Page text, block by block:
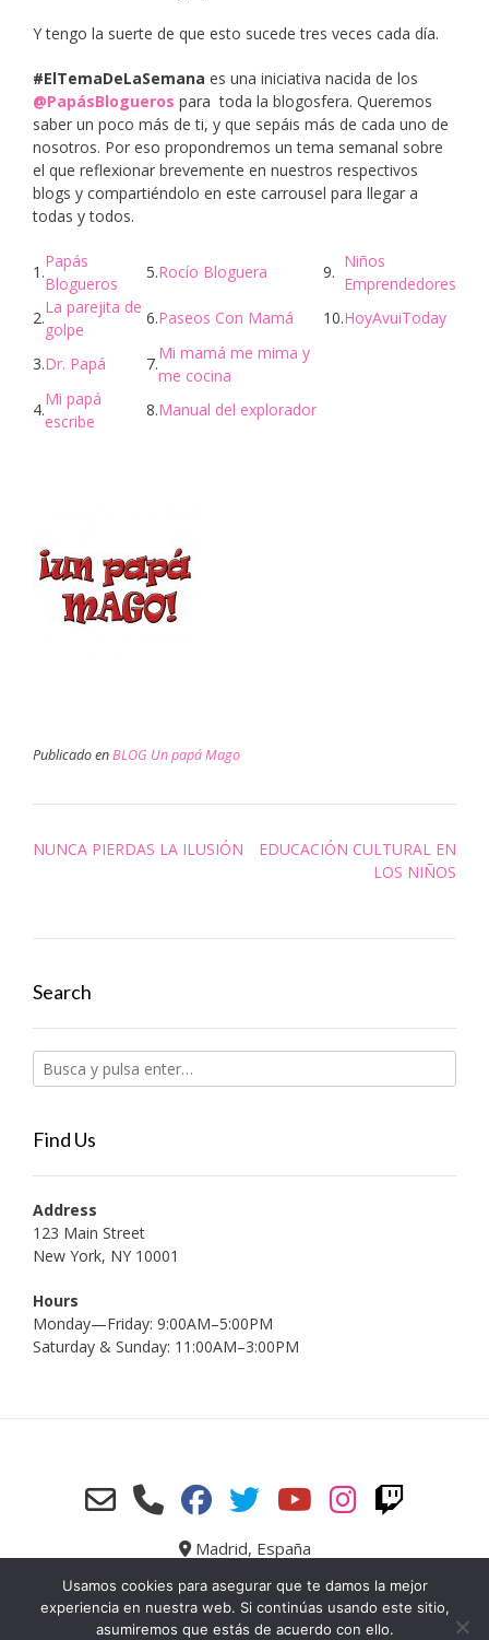
Y tengo la suerte de que esto sucede tres veces cada día.
#ElTemaDeLaSemana es una iniciativa nacida de los
@PapásBlogueros para toda la blogosfera. Queremos
saber un poco más de ti, y que sepáis más de cada uno de
nosotros. Por eso propondremos un tema semanal sobre
el que reflexionar brevemente en nuestros respectivos
blogs y compartiéndolo en este carrousel para llegar a
todas y todos.
1.
Papás
Blogueros
5.Rocío Bloguera 9.
Niños
Emprendedores
2.
La parejita de
golpe
6.Paseos Con Mamá 10.HoyAvuiToday
3.Dr. Papá 7.
Mi mamá me mima y
me cocina
4.
Mi papá
escribe
8.Manual del explorador
Publicado enBLOG Un papá Mago
Navegación
NUNCA PIERDAS LA ILUSIÓN
EDUCACIÓN CULTURAL EN
LOS NIÑOS
Search
Find Us
Address
123 Main Street
New York, NY 10001
Hours
Monday—Friday: 9:00AM–5:00PM
Saturday & Sunday: 11:00AM–3:00PM
Madrid, España
Web designed by IVÁN SANTACRUZ
Usamos cookies para asegurar que te damos la mejor
experiencia en nuestra web. Si continúas usando este sitio,
asumiremos que estás de acuerdo con ello.